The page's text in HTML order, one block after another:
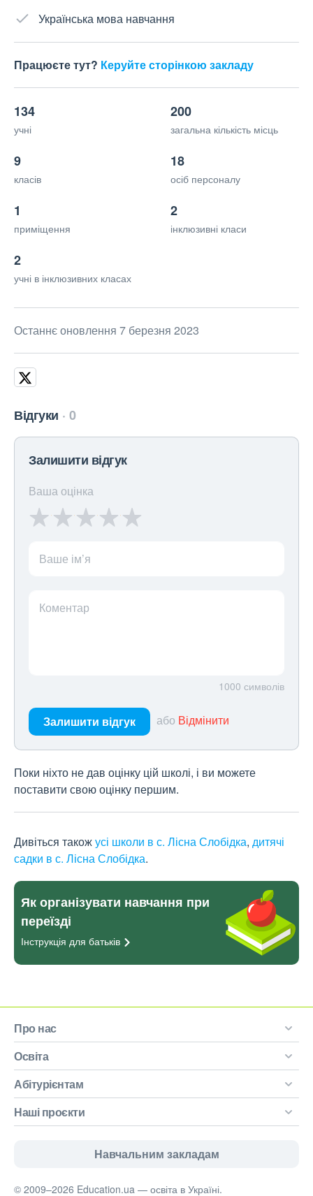
Українська мова навчання
Працюєте тут? Керуйте сторінкою закладу
134
учні
200
загальна кількість місць
9
класів
18
осіб персоналу
1
приміщення
2
інклюзивні класи
2
учні в інклюзивних класах
Останнє оновлення 7 березня 2023
Відгуки 0
Залишити відгук
Ваша оцінка
Ваше ім’я
Коментар
1000 символів
Залишити відгук або Відмінити
Поки ніхто не дав оцінку цій школі, і ви можете
поставити свою оцінку першим.
Дивіться такожусі школи в с. Лісна Слобідка, дитячі
садки в с. Лісна Слобідка.
Як організувати навчання при
переїзді
Інструкція для батьків
Про нас
Освіта
Абітурієнтам
Наші проєкти
Навчальним закладам
© 2009–2026 Education.ua — освіта в Україні.